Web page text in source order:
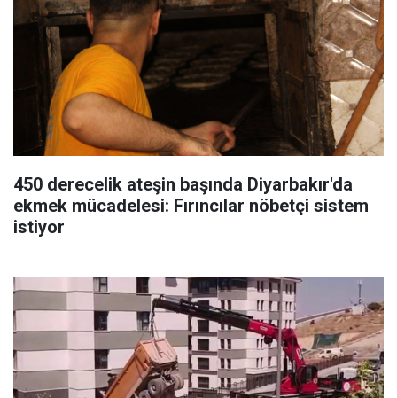
450 derecelik ateşin başında Diyarbakır'da
ekmek mücadelesi: Fırıncılar nöbetçi sistem
istiyor